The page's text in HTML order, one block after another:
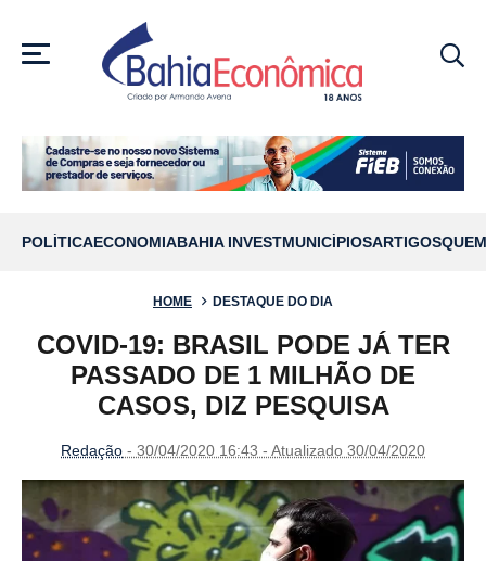
MENU
POLÍTICAECONOMIABAHIA INVESTMUNICÍPIOSARTIGOS
HOME DESTAQUE DO DIA
COVID-19: BRASIL PODE JÁ TER
PASSADO DE 1 MILHÃO DE
CASOS, DIZ PESQUISA
Redação - 30/04/2020 16:43 - Atualizado 30/04/2020